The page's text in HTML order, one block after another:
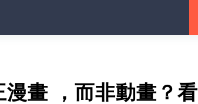
畫 ，而非動畫？